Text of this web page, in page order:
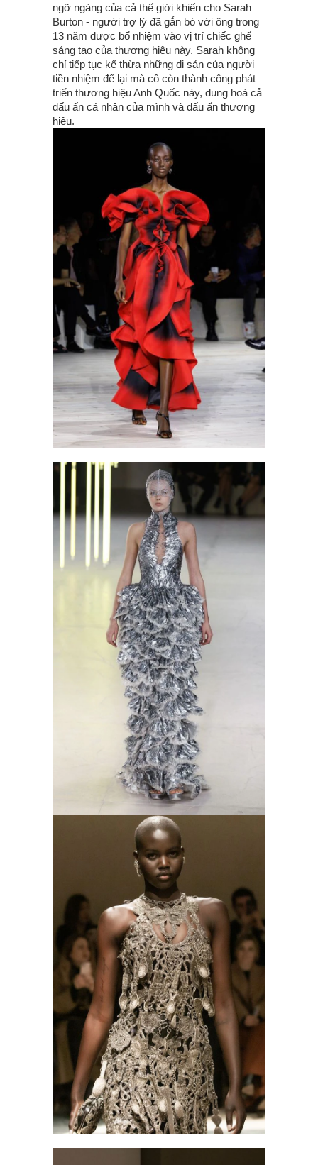
ngỡ ngàng của cả thế giới khiến cho Sarah
Burton - người trợ lý đã gắn bó với ông trong
13 năm được bổ nhiệm vào vị trí chiếc ghế
sáng tạo của thương hiệu này. Sarah không
chỉ tiếp tục kế thừa những di sản của người
tiền nhiệm để lại mà cô còn thành công phát
triển thương hiệu Anh Quốc này, dung hoà cả
dấu ấn cá nhân của mình và dấu ấn thương
hiệu.